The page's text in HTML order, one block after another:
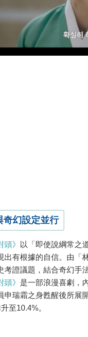
奇幻設定並行
頭》
以「即使說綱常之
出有根據的自信。由「
考證議題，結合奇幻手
頭》 是一部浪漫喜劇，
申瑞霜之身甦醒後所展
至10.4%。